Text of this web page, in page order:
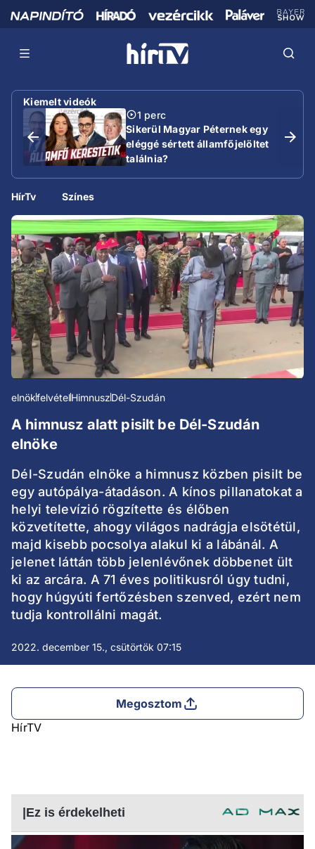
Kiemelt videók
1 perc
Sikerül Magyar Péternek egy
eléggé sértett államfőjelöltet
találnia?
HírTv Színes
elnökfelvételHimnuszDél-Szudán
A himnusz alatt pisilt be Dél-Szudán
elnöke
Dél-Szudán elnöke a himnusz közben pisilt be
egy autópálya-átadáson. A kínos pillanatokat a
helyi televízió rögzítette és élőben
közvetítette, ahogy világos nadrágja elsötétül,
majd kisebb pocsolya alakul ki a lábánál. A
jelenet láttán több jelenlévőnek döbbenet ült
ki az arcára. A 71 éves politikusról úgy tudni,
hogy húgyúti fertőzésben szenved, ezért nem
tudja kontrollálni magát.
2022. december 15., csütörtök 07:15
Megosztom
HírTV